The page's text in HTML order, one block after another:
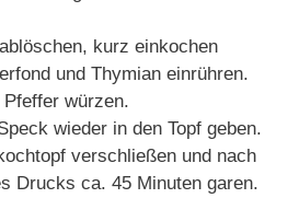
kurz einkochen
und Thymian einrühren.
würzen.
wieder in den Topf geben.
verschließen und nach
Drucks ca. 45 Minuten garen.